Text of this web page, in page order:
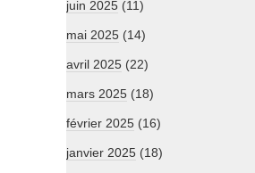
juin 2025 (11)
mai 2025 (14)
avril 2025 (22)
mars 2025 (18)
février 2025 (16)
janvier 2025 (18)